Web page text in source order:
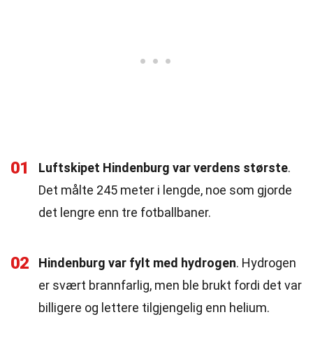
01 Luftskipet Hindenburg var verdens største.
Det målte 245 meter i lengde, noe som gjorde
det lengre enn tre fotballbaner.
02 Hindenburg var fylt med hydrogen. Hydrogen
er svært brannfarlig, men ble brukt fordi det var
billigere og lettere tilgjengelig enn helium.